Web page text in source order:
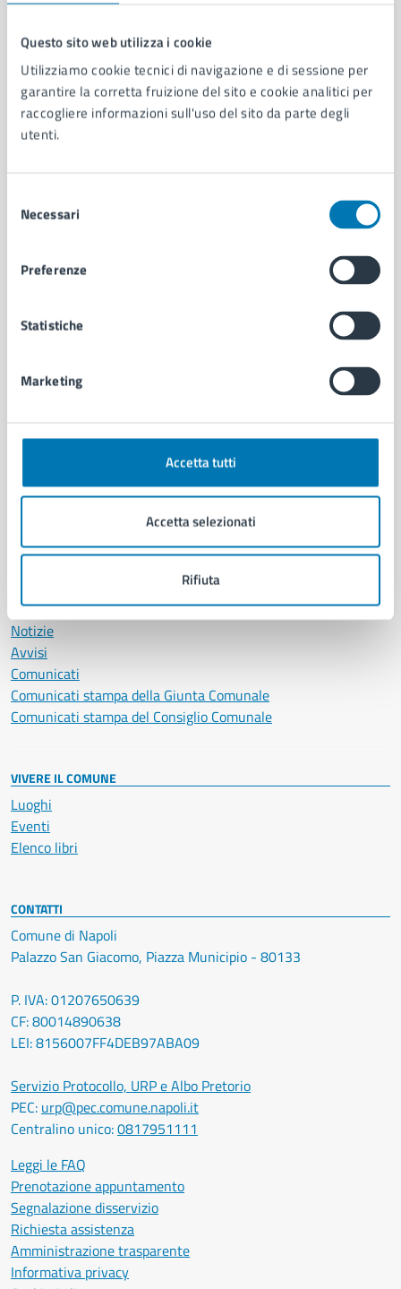
Questo sito web utilizza i cookie
Utilizziamo cookie tecnici di navigazione e di sessione per
garantire la corretta fruizione del sito e cookie analitici per
raccogliere informazioni sull'uso del sito da parte degli
utenti.
delNecessari
Preferenze
Statistiche
Marketing
Accetta tutti
Accetta selezionati
Rifiuta
AMMINISTRAZIONE
Aree amministrative
Organi di governo
Municipalità
Uffici
Documenti e dati
Ambiente
Autorizzazioni
Cultura e tempo libero
Educazione e formazione
Giustizia e sicurezza pubblica
Salute, benessere e assistenza
Vita lavorativa
NOVITÀ
Notizie
Avvisi
Comunicati
Comunicati stampa della Giunta Comunale
Comunicati stampa del Consiglio Comunale
VIVERE IL COMUNE
Luoghi
Eventi
Elenco libri
CONTATTI
Comune di Napoli
Palazzo San Giacomo, Piazza Municipio - 80133
P. IVA: 01207650639
CF: 80014890638
LEI: 8156007FF4DEB97ABA09
Servizio Protocollo, URP e Albo Pretorio
PEC: urp@pec.comune.napoli.it
Centralino unico:0817951111
Leggi le FAQ
Prenotazione appuntamento
Segnalazione disservizio
Richiesta assistenza
Amministrazione trasparente
Informativa privacy